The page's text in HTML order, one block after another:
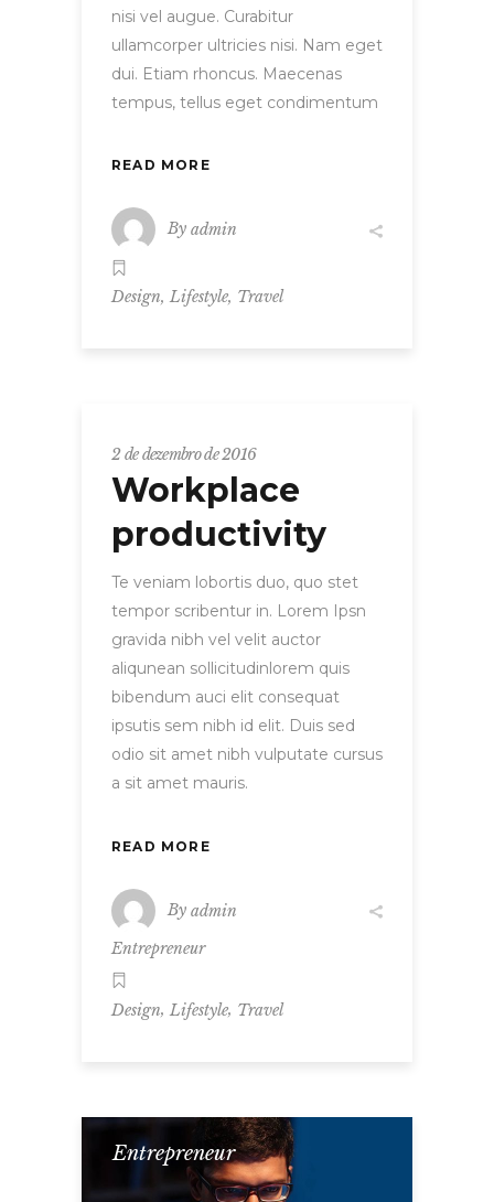
nisi vel augue. Curabitur
ullamcorper ultricies nisi. Nam eget
dui. Etiam rhoncus. Maecenas
tempus, tellus eget condimentum
READ MORE
By admin
Design,Lifestyle, Travel
2 de dezembro de 2016
Workplace
productivity
Te veniam lobortis duo, quo stet
tempor scribentur in. Lorem Ipsn
gravida nibh vel velit auctor
aliqunean sollicitudinlorem quis
bibendum auci elit consequat
ipsutis sem nibh id elit. Duis sed
odio sit amet nibh vulputate cursus
a sit amet mauris.
READ MORE
By admin
Entrepreneur
Design, Lifestyle, Travel
Entrepreneur